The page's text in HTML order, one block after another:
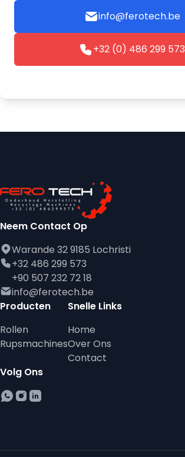
info@ferotech.be
+32 (0) 486 299 573
Neem Contact Op
Warande 32 9185 Lochristi
+32 486 299 573
+90 507 232 72 18
info@ferotech.be
Producten
Rollen
Rupsmachines
Snelle Links
Home
Over Ons
Contact
Volg Ons